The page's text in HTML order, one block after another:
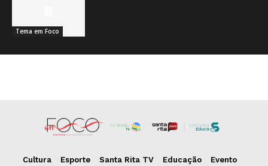
Tema em Foco
Cultura Esporte Santa Rita TV Educação
Evento